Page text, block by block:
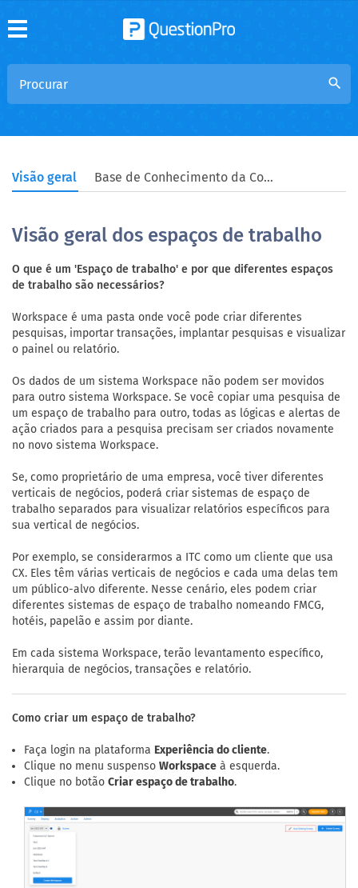
search
Visão geral Base de Conhecimento da Comunidade
Visão geral dos espaços de trabalho
O que é um 'Espaço de trabalho' e por que diferentes espaços
de trabalho são necessários?
Workspace é uma pasta onde você pode criar diferentes
pesquisas, importar transações, implantar pesquisas e visualizar
o painel ou relatório.
Os dados de um sistema Workspace não podem ser movidos
para outro sistema Workspace. Se você copiar uma pesquisa de
um espaço de trabalho para outro, todas as lógicas e alertas de
ação criados para a pesquisa precisam ser criados novamente
no novo sistema Workspace.
Se, como proprietário de uma empresa, você tiver diferentes
verticais de negócios, poderá criar sistemas de espaço de
trabalho separados para visualizar relatórios específicos para
sua vertical de negócios.
Por exemplo, se considerarmos a ITC como um cliente que usa
CX. Eles têm várias verticais de negócios e cada uma delas tem
um público-alvo diferente. Nesse cenário, eles podem criar
diferentes sistemas de espaço de trabalho nomeando FMCG,
hotéis, papelão e assim por diante.
Em cada sistema Workspace, terão levantamento específico,
hierarquia de negócios, transações e relatório.
Como criar um espaço de trabalho?
Faça login na plataforma Experiência do cliente.
Clique no menu suspenso Workspace à esquerda.
Clique no botão Criar espaço de trabalho.